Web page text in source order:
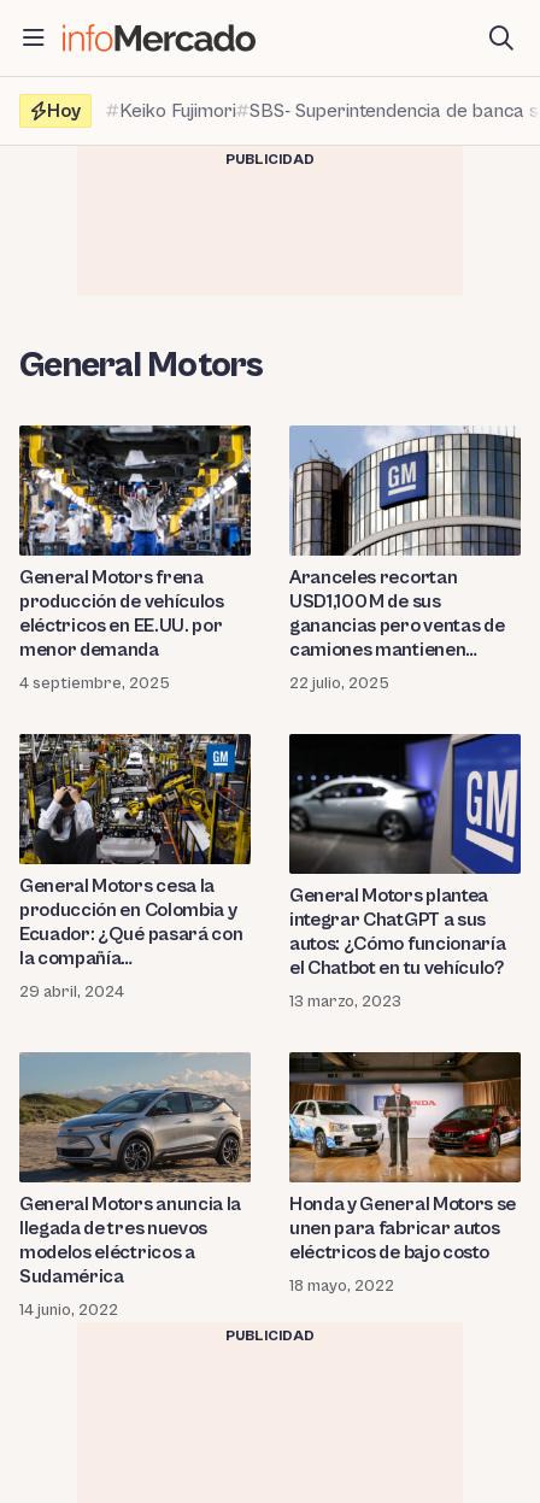
contenido
Hoy
Keiko Fujimori SBS- Superintendencia de banca
PUBLICIDAD
General Motors
General Motors frena
producción de vehículos
eléctricos en EE.UU. por
menor demanda
4 septiembre, 2025
Aranceles recortan
USD1,100 M de sus
ganancias pero ventas de
camiones mantienen
resultados de mercado
22 julio, 2025
General Motors cesa la
producción en Colombia y
Ecuador: ¿Qué pasará con
la compañía
estadounidense?
29 abril, 2024
General Motors plantea
integrar ChatGPT a sus
autos: ¿Cómo funcionaría
el Chatbot en tu vehículo?
13 marzo, 2023
General Motors anuncia la
llegada de tres nuevos
modelos eléctricos a
Sudamérica
14 junio, 2022
Honda y General Motors se
unen para fabricar autos
eléctricos de bajo costo
18 mayo, 2022
PUBLICIDAD